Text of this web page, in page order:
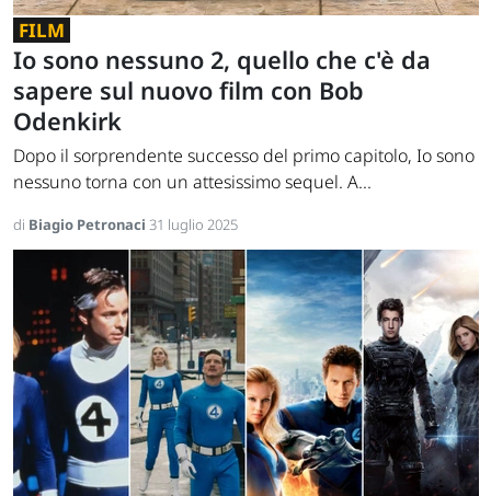
FILM
Io sono nessuno 2, quello che c'è da
sapere sul nuovo film con Bob
Odenkirk
Dopo il sorprendente successo del primo capitolo, Io sono
nessuno torna con un attesissimo sequel. A...
di Biagio Petronaci 31 luglio 2025